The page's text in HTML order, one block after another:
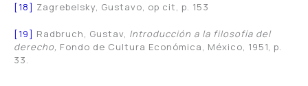
[18] Zagrebelsky, Gustavo, op cit, p. 153
[19] Radbruch, Gustav, Introducción a la filosofía del
derecho, Fondo de Cultura Económica, México, 1951, p.
33.